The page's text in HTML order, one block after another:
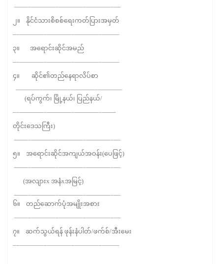
၂။ နိုင်ငံသားစိစစ်ရေးကတ်ပြားအမှတ်
၃။ အရောင်းဆိုင်အမည်
၄။ ဆိုင်၏တည်နေရာလိပ်စာ
(ရပ်ကွက်၊ မြို့နယ်၊ ပြည်နယ်/
တိုင်းဒေသကြီး)
၅။ အရောင်းဆိုင်အကျယ်အဝန်း(ပေဖြင့်)
(အလျားx အနံxအမြင့်)
၆။ တည်ဆောက်ပုံအမျိုးအစား
၇။ ဆက်သွယ်ရန် ဖုန်းနံပါတ်/ဖက်စ်/အီးမေး